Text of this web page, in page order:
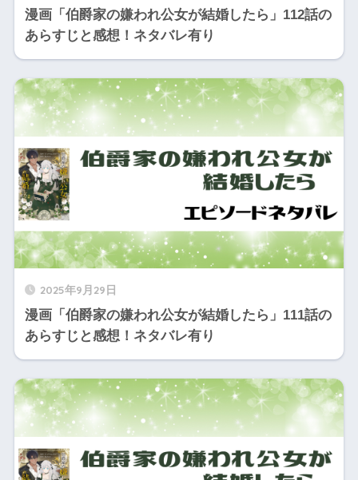
漫画「伯爵家の嫌われ公女が結婚したら」112話の
あらすじと感想！ネタバレ有り
2025年9月29日
漫画「伯爵家の嫌われ公女が結婚したら」111話の
あらすじと感想！ネタバレ有り